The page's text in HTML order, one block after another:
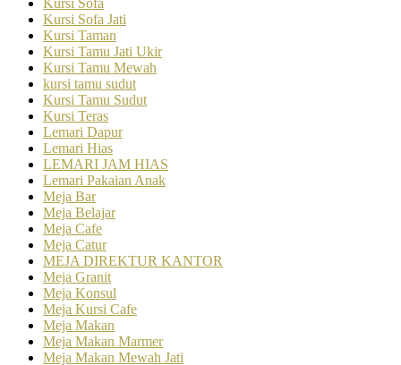
Kursi Sofa Jati
Kursi Taman
Kursi Tamu Jati Ukir
Kursi Tamu Mewah
kursi tamu sudut
Kursi Tamu Sudut
Kursi Teras
Lemari Dapur
Lemari Hias
LEMARI JAM HIAS
Lemari Pakaian Anak
Meja Bar
Meja Belajar
Meja Cafe
Meja Catur
MEJA DIREKTUR KANTOR
Meja Granit
Meja Konsul
Meja Kursi Cafe
Meja Makan
Meja Makan Marmer
Meja Makan Mewah Jati